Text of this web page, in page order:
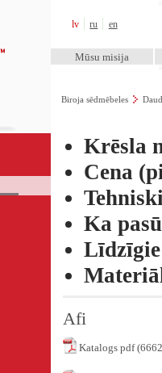
lv ru en
Mūsu misija
Biroja sēdmēbeles
Krēsla
Cena
Ka
Afi
Katalogs pdf